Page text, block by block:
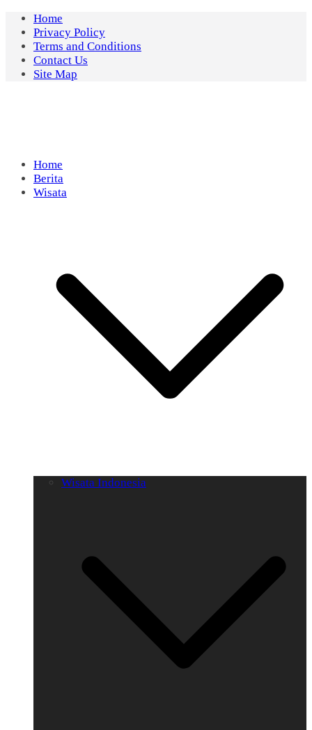
Skip
content
Home
Privacy Policy
Terms and Conditions
Contact Us
Site Map
Home
Berita
Wisata
Wisata Indonesia